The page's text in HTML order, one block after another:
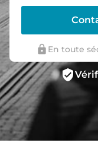
lock En toute
verified_user